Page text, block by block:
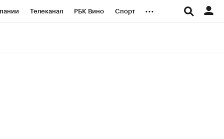
Телеканал РБК Вино Спорт ...